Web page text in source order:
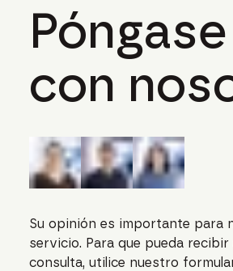
con
Su opinión es importante para
servicio. Para que pueda
consulta, utilice nuestro